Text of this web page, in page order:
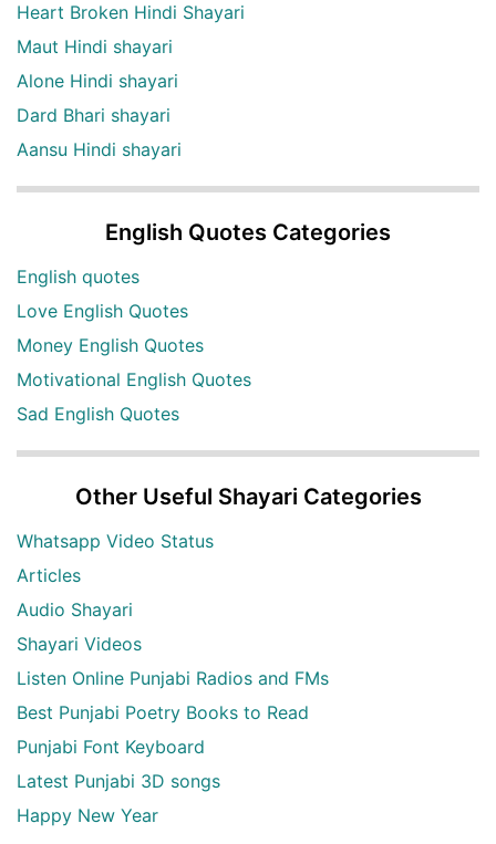
Heart Broken Hindi Shayari
Maut Hindi shayari
Alone Hindi shayari
Dard Bhari shayari
Aansu Hindi shayari
English Quotes Categories
English quotes
Love English Quotes
Money English Quotes
Motivational English Quotes
Sad English Quotes
Other Useful Shayari Categories
Whatsapp Video Status
Articles
Audio Shayari
Shayari Videos
Listen Online Punjabi Radios and FMs
Best Punjabi Poetry Books to Read
Punjabi Font Keyboard
Latest Punjabi 3D songs
Happy New Year